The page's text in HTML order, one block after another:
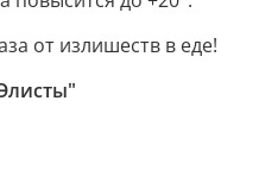
от излишеств в еде!